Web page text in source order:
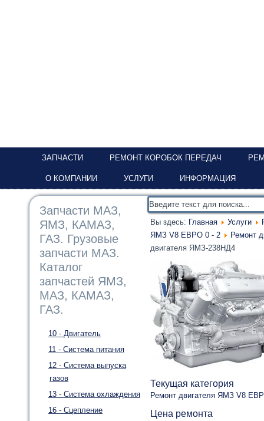
ЗАПЧАСТИ РЕМОНТ КОРОБОК ПЕРЕДАЧ
О КОМПАНИИ УСЛУГИ ИНФОРМАЦИЯ
Запчасти МАЗ,
ЯМЗ, КАМАЗ,
ГАЗ. Грузовые
запчасти МАЗ.
Каталог
запчастей ЯМЗ,
МАЗ, КАМАЗ,
ГАЗ.
10 - Двигатель
11 - Система питания
12 - Система выпуска
газов
13 - Система охлаждения
16 - Сцепление
Вы здесь: Главная Услуги
ЯМЗ V8 ЕВРО 0 - 2
Ремонт
двигателя ЯМЗ-238НД4
Текущая категория
Ремонт двигателя ЯМЗ V8
Цена ремонта